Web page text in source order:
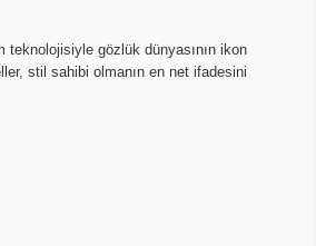
teknolojisiyle gözlük dünyasının ikon
stil sahibi olmanın en net ifadesini